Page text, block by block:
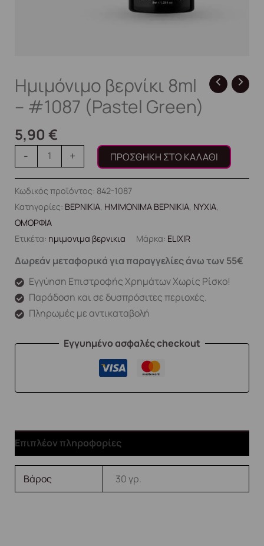
Ημιμόνιμο βερνίκι 8ml
– #1087 (Pastel Green)
5,90 €
- + ΠΡΟΣΘΉΚΗ ΣΤΟ ΚΑΛΆΘΙ
Κωδικός προϊόντος: 842-1087
Κατηγορίες: ΒΕΡΝΙΚΙΑ, ΗΜΙΜΟΝΙΜΑ ΒΕΡΝΙΚΙΑ, ΝΥΧΙΑ,
ΟΜΟΡΦΙΑ
Ετικέτα: ημιμονιμα βερνικια Μάρκα: ELIXIR
Δωρεάν μεταφορικά για παραγγελίες άνω των 55€
Εγγύηση Επιστροφής Χρημάτων Χωρίς Ρίσκο!
Παράδοση και σε δυσπρόσιτες περιοχές.
Πληρωμές με αντικαταβολή
Εγγυημένο ασφαλές checkout
Επιπλέον πληροφορίες
Βάρος 30 γρ.